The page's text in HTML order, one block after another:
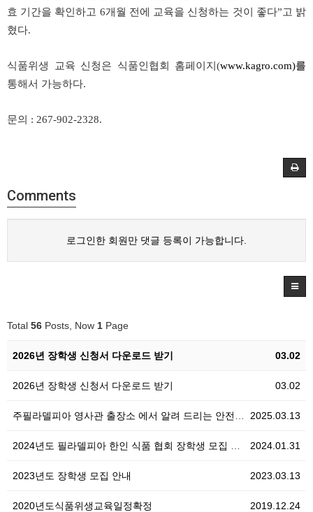
효 기간을 확인하고 6개월 전에 교육을 신청하는 것이 좋다”고 밝
혔다.
식품위생 교육 신청은 식품인협회 홈페이지(www.kagro.com)를
통해서 가능하다.
문의 : 267-902-2328.
Comments
로그인한 회원만 댓글 등록이 가능합니다.
Total 56 Posts, Now 1 Page
03.02
2026년 장학생 신청서 다운로드 받기
03.02
2026년 장학생 신청서 다운로드 받기
2025.03.13
주필라델피아 영사관 출장소 에서 알려 드리는 안전공지
2024.01.31
2024년도 필라델피아 한인 식품 협회 장학생 모집 공…
2023.03.13
2023년도 장학생 모집 안내
2019.12.24
2020년도식품위생교육일정확정